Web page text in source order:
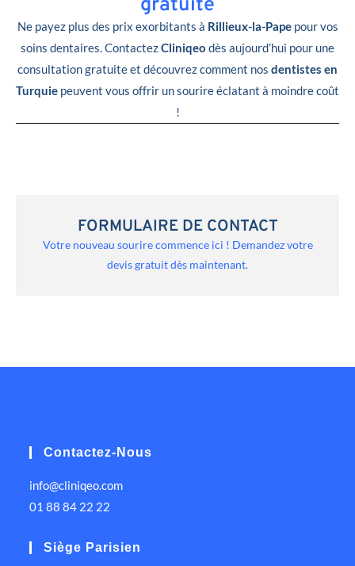
gratuite
Ne payez plus des prix exorbitants à Rillieux-la-Papepour vos
soins dentaires. ContactezCliniqeo dès aujourd’hui pour une
consultation gratuite et découvrez comment nos dentistes en
Turquie peuvent vous offrir un sourire éclatant à moindre coût
!
FORMULAIRE DE CONTACT
Votre nouveau sourire commence ici ! Demandez votre
devis gratuit dès maintenant.
Contactez-Nous
info@cliniqeo.com
01 88 84 22 22
Siège Parisien